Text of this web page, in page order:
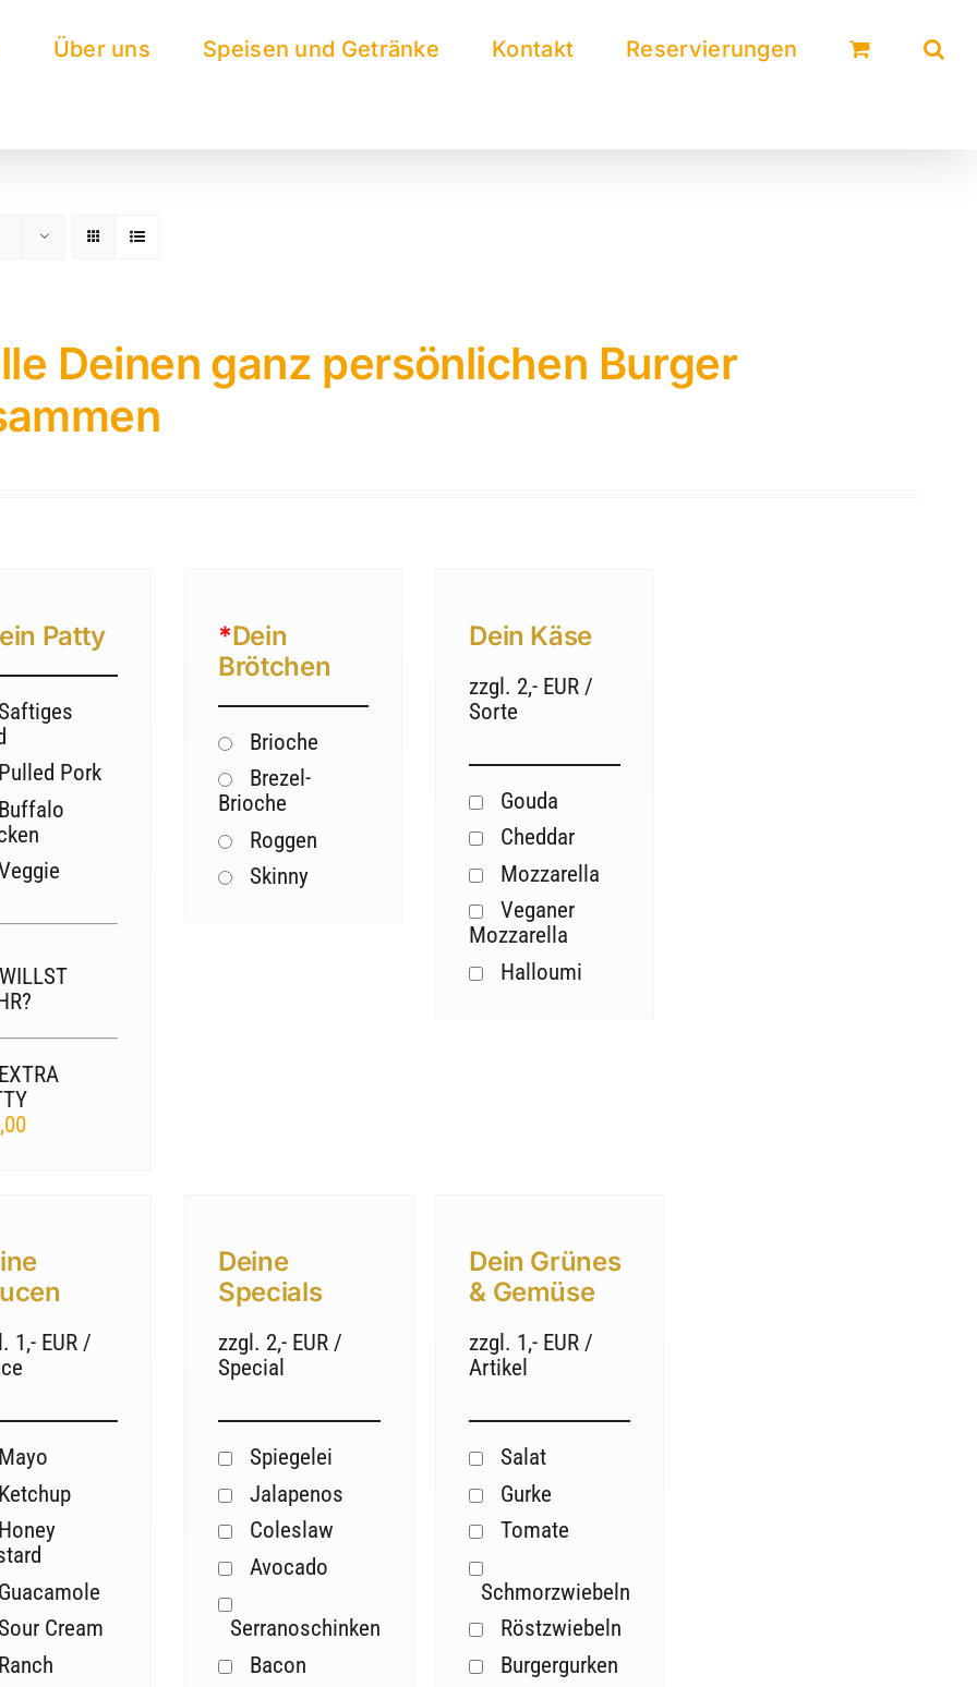
Über uns Speisen und Getränke Kontakt Reservierungen
Deinen ganz persönlichen Burger
Patty
Saftiges
Pulled Pork
Buffalo
EXTRA
*Dein
Brötchen
Brioche
Brezel-
Brioche
Roggen
Skinny
Dein Käse
zzgl. 2,- EUR /
Sorte
Gouda
Cheddar
Mozzarella
Veganer
Mozzarella
Halloumi
1,- EUR /
Mayo
Ketchup
Honey
Guacamole
Sour Cream
Ranch
Deine
Specials
zzgl. 2,- EUR /
Special
Spiegelei
Jalapenos
Coleslaw
Avocado
Serranoschinken
Bacon
Dein Grünes
& Gemüse
zzgl. 1,- EUR /
Artikel
Salat
Gurke
Tomate
Schmorzwiebeln
Röstzwiebeln
Burgergurken